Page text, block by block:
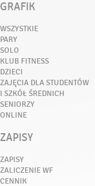
GRAFIK
WSZYSTKIE
PARY
SOLO
KLUB FITNESS
DZIECI
ZAJĘCIA DLA STUDENTÓW
I SZKÓŁ ŚREDNICH
SENIORZY
ONLINE
ZAPISY
ZAPISY
ZALICZENIE WF
CENNIK